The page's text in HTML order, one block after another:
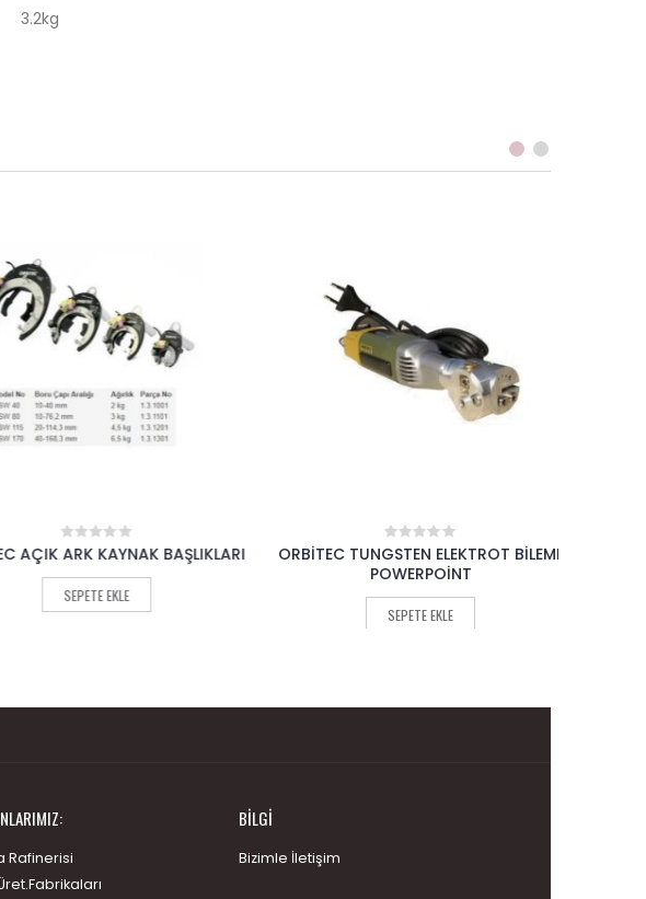
3.2kg
0
out
of
ARK KAYNAK BAŞLIKLARI
SEPETE EKLE
0
out
of
5
ORBİTEC TUNGSTEN ELEKTROT BİLEME
POWERPOİNT
SEPETE EKLE
Rafinerisi